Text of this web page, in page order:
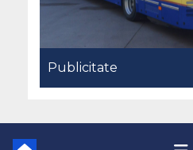
Publicitate